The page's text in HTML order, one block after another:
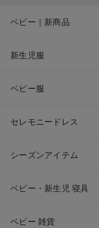
ベビー｜新商品
新生児服
ベビー服
セレモニードレス
シーズンアイテム
ベビー・新生児 寝具
ベビー 雑貨